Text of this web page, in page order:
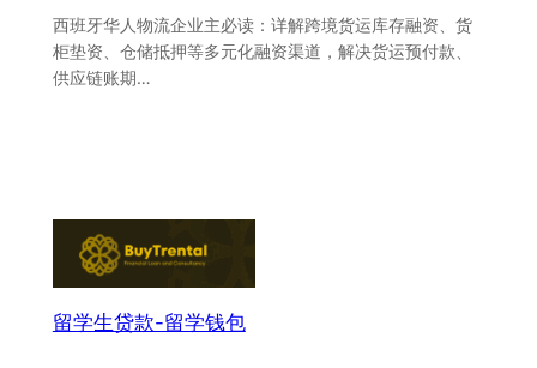
西班牙华人物流企业主必读：详解跨境货运库存融资、货
柜垫资、仓储抵押等多元化融资渠道，解决货运预付款、
供应链账期…
留学生贷款-留学钱包